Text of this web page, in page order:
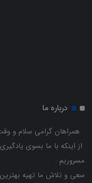
درباره ما
همراهان گرامی سلام و
از اینکه با ما بسوی
مسروریم .
سعی و تلاش ما تهیه